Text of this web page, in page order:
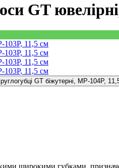
GT
GT біжутерні, MP-104P,
широкими губками,